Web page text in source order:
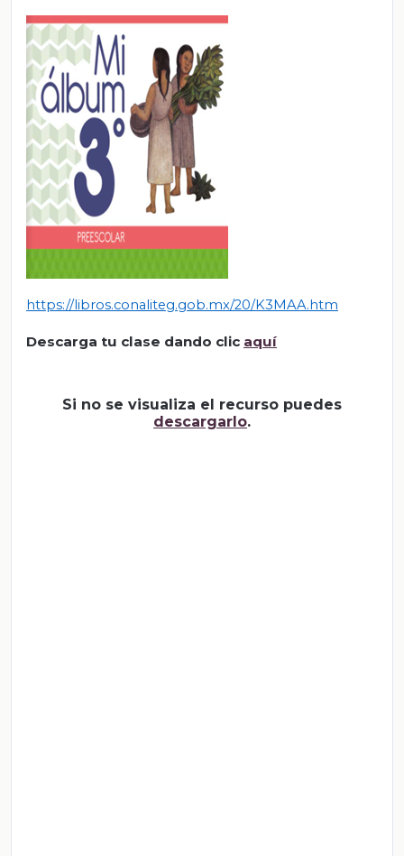
https://libros.conaliteg.gob.mx/20/K3MAA.htm
Descarga tu clase dando clic aquí
Si no se visualiza el recurso puedes
descargarlo.